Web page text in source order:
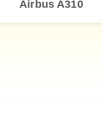
Airbus A310